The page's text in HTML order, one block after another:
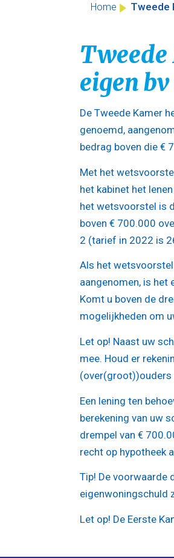
Home Tweede
eigen
De Tweede Kamer
genoemd,
bedrag boven die €
Met het
het kabinet het
het wetsvoorstel is
boven € 700.000
2 (tarief in 2022 is
Als het
aangenomen, is
Komt u boven de
mogelijkheden om
Let op! Naast uw
mee. Houd er
(over(groot))ouders
Een lening ten
berekening van uw
drempel van €
recht op hypotheek
Tip! De voorwaarde
eigenwoningschuld
Let op! De Eerste